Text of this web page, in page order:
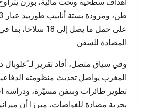
على حمل ما يصل إلى 18
المضادة للسفن.
وفي سياق متصل، أفاد تقرير لـ“غلوبال
المغرب يواصل تحديث منظومته الدفاعية
تطوير طائرات وسفن مسيّرة، ودراسة
بحرية مضادة للغواصات، مبرزا أن